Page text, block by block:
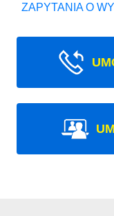
ZAPYTANIA O